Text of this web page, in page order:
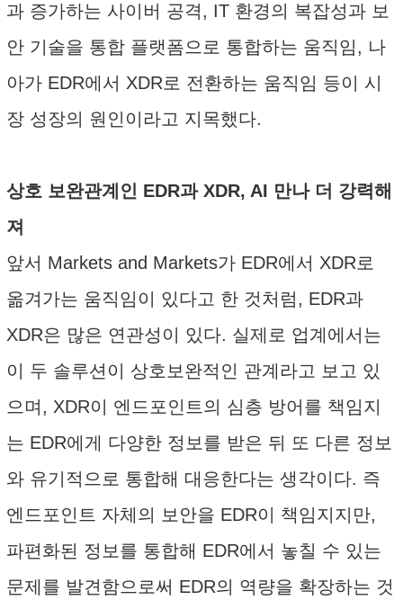
과 증가하는 사이버 공격, IT 환경의 복잡성과 보
안 기술을 통합 플랫폼으로 통합하는 움직임, 나
아가 EDR에서 XDR로 전환하는 움직임 등이 시
장 성장의 원인이라고 지목했다.
상호 보완관계인 EDR과 XDR, AI 만나 더 강력해
져
앞서 Markets and Markets가 EDR에서 XDR로
옮겨가는 움직임이 있다고 한 것처럼, EDR과
XDR은 많은 연관성이 있다. 실제로 업계에서는
이 두 솔루션이 상호보완적인 관계라고 보고 있
으며, XDR이 엔드포인트의 심층 방어를 책임지
는 EDR에게 다양한 정보를 받은 뒤 또 다른 정보
와 유기적으로 통합해 대응한다는 생각이다. 즉
엔드포인트 자체의 보안을 EDR이 책임지지만,
파편화된 정보를 통합해 EDR에서 놓칠 수 있는
문제를 발견함으로써 EDR의 역량을 확장하는 것